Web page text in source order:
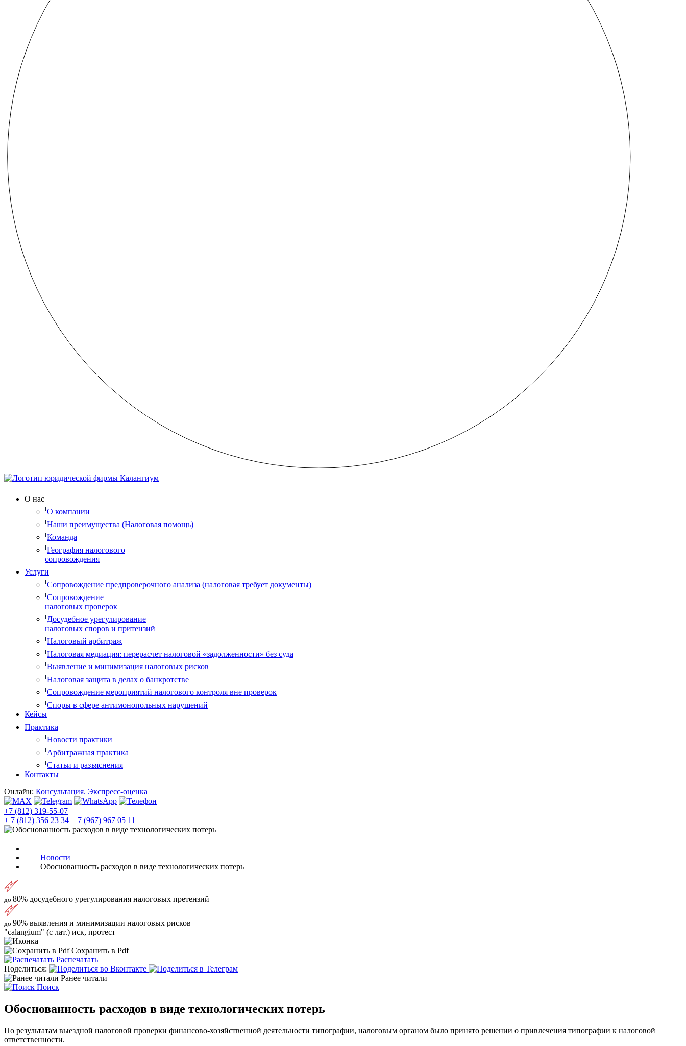
О нас
О компании
Наши преимущества (Налоговая помощь)
Команда
География налогового
сопровождения
Услуги
Сопровождение предпроверочного анализа (налоговая требует документы)
Сопровождение
налоговых проверок
Досудебное урегулирование
налоговых споров и притензий
Налоговый арбитраж
Налоговая медиация: перерасчет налоговой «задолженности» без суда
Выявление и минимизация налоговых рисков
Налоговая защита в делах о банкротстве
Сопровождение мероприятий налогового контроля вне проверок
Споры в сфере антимонопольных нарушений
Кейсы
Практика
Новости практики
Арбитражная практика
Статьи и разъяснения
Контакты
Онлайн: Консультация. Экспресс-оценка
+7 (812) 319-55-07
+ 7 (812) 356 23 34 + 7 (967) 967 05 11
Новости
Обоснованность расходов в виде технологических потерь
до 80% досудебного урегулирования налоговых претензий
до 90% выявления и минимизации налоговых рисков
"calangium" (с лат.) иск, протест
Сохранить в Pdf
Распечатать
Поделиться:
Ранее читали
Поиск
Обоснованность расходов в виде технологических потерь
По результатам выездной налоговой проверки финансово-хозяйственной деятельности типографии, налоговым органом было принято решении о привлечения типографии к налоговой
ответственности.